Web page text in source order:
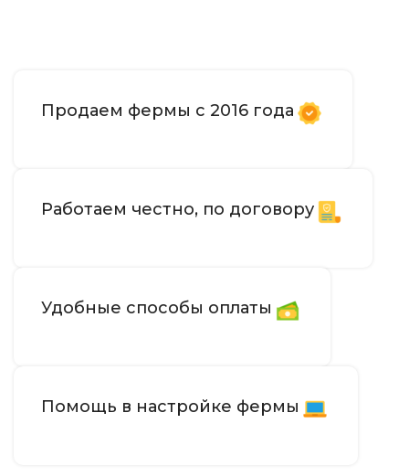
Продаем фермы с 2016 года
Работаем честно, по договору
Удобные способы оплаты
Помощь в настройке фермы